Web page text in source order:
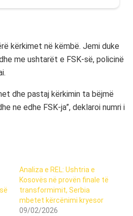
kërkimet në këmbë. Jemi duke
me ushtarët e FSK-së, policinë
dhe pastaj kërkimin ta bëjmë
ne edhe FSK-ja”, deklaroi numri i
Analiza e REL: Ushtria e
Kosovës në provën finale të
transformimit, Serbia
mbetet kërcënimi kryesor
09/02/2026